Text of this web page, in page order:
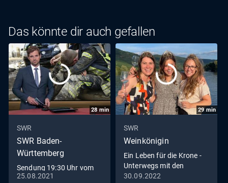
Das könnte dir auch gefallen
28min
SWR
SWR Baden-
Württemberg
Sendung 19:30 Uhr vom
25.8.2021
25.08.2021
29min
SWR
Weinkönigin
Ein Leben für die Krone -
Unterwegs mit den
Weinköniginnen
30.09.2022